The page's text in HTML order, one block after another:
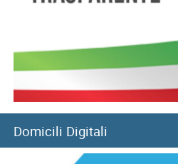
Mutui ipotecari: pubblicazione
05/08/2026
Convitti nazionali, rinnovo
Filiale di Pozzuoli: chiusura
eventi sismici
Domicili Digitali